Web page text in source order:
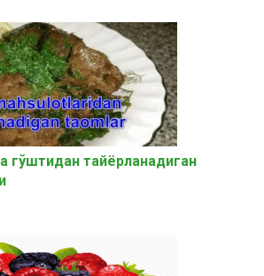
гўштидан тайёрланадиган